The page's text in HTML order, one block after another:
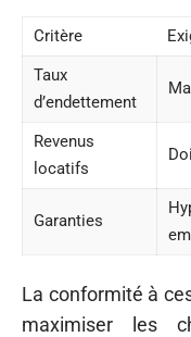
Critère
Taux
d’endettement
Revenus
locatifs
Garanties
La conformité à
maximiser les